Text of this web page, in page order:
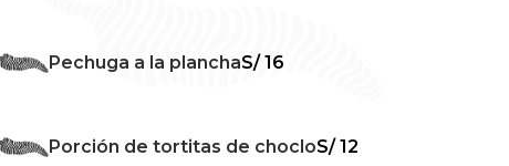
Pechuga a la planchaS/ 16
Porción de tortitas de chocloS/ 12